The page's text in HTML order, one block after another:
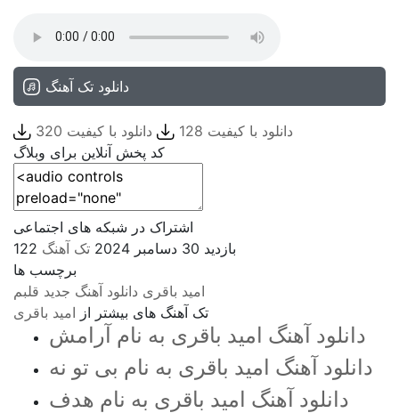
دانلود تک آهنگ
دانلود با کیفیت 128
دانلود با کیفیت 320
کد پخش آنلاین برای وبلاگ
اشتراک در شبکه های اجتماعی
122 بازدید 30 دسامبر 2024
تک آهنگ
برچسب ها
امید باقری دانلود آهنگ جدید قلبم
تک آهنگ های بیشتر از امید باقری
دانلود آهنگ امید باقری به نام آرامش
دانلود آهنگ امید باقری به نام بی تو نه
دانلود آهنگ امید باقری به نام هدف